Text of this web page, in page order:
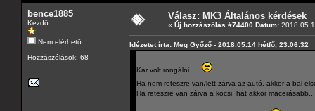
bence1885
Kezdő
Nem elérhető
Hozzászólások: 68
Válasz: MK3 Általános kérdések
« Új hozzászólás #74400 Dátum:
Idézetet írta: Meg Győző - 2018.05.14 hétfő, 23:06:32
Kár volt rongálni....
Ha nem reteszre van/lett zárva az autó, akkor a bal
Ha reteszre van zárva a kocsi, hát akkor